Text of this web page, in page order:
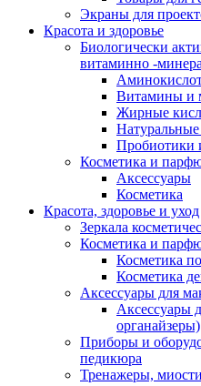
Экраны для
Красота и здоровье
Биологически
витаминно -
Витамины и
Жирные
Пробиотики
Косметика и
Аксессуары
Косметика
Красота, здоровье и уход
Зеркала
Косметика и
Косметика
Косметика
Аксессуары для
Аксессуары
органайзеры)
Приборы и
педикюра
Тренажеры,